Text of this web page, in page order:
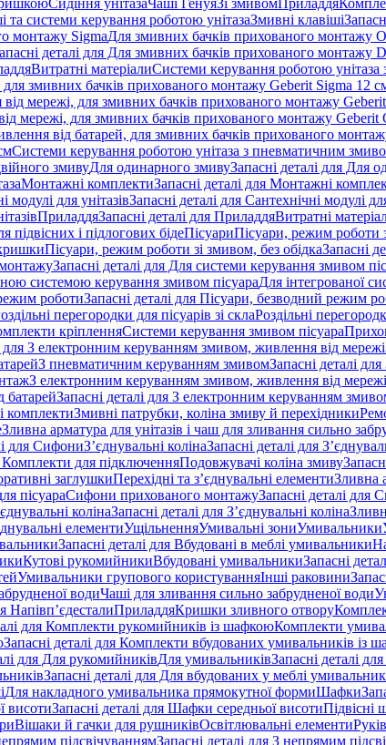
Сидіння унітазаЧаші ГенуяЗі змивомПриладдя
та системи керування роботою унітазаЗмивні клавіші
монтажу SigmaДля змивних бачків прихованого монтажу
деталі для Для змивних бачків прихованого монтажу
Витратні матеріалиСистеми керування роботою
змивних бачків прихованого монтажу Geberit Sigma 12
мережі, для змивних бачків прихованого монтажу
мережі, для змивних бачків прихованого монтажу Geberit
від батарей, для змивних бачків прихованого
Системи керування роботою унітаза з пневматичним
змивуДля одинарного змивуЗапасні деталі для Для
Монтажні комплектиЗапасні деталі для Монтажні
модулі для унітазівЗапасні деталі для Сантехнічні модулі
ПриладдяЗапасні деталі для ПриладдяВитратні
підвісних і підлогових бідеПісуариПісуари, режим роботи
Пісуари, режим роботи зі змивом, без обідкаЗапасні
Запасні деталі для Для системи керування змивом
системою керування змивом пісуараДля інтегрованої
роботиЗапасні деталі для Пісуари, безводний режим
перегородки для пісуарів зі склаРоздільні
кріпленняСистеми керування змивом пісуара
для З електронним керуванням змивом, живлення від мережі
З пневматичним керуванням змивомЗапасні деталі
З електронним керуванням змивом, живлення від мережі
батарейЗапасні деталі для З електронним керуванням
комплектиЗмивні патрубки, коліна змиву й перехідники
Зливна арматура для унітазів і чаш для зливання сильно
для СифониЗ’єднувальні колінаЗапасні деталі для
Комплекти для підключенняПодовжувачі коліна змиву
заглушкиПерехідні та з’єднувальні елементиЗливна
пісуараСифони прихованого монтажуЗапасні деталі
колінаЗапасні деталі для З’єднувальні коліна
елементиУщільненняУмивальні зониУмивальники
Запасні деталі для Вбудовані в меблі умивальники
Кутові рукомийникиВбудовані умивальникиЗапасні
Умивальники групового користуванняІнші раковини
водиЧаші для зливання сильно забрудненої води
Напівп’єдесталиПриладдяКришки зливного отвору
для Комплекти рукомийників із шафкоюКомплекти
Запасні деталі для Комплекти вбудованих умивальників із
для Для рукомийниківДля умивальниківЗапасні деталі
Запасні деталі для Для вбудованих у меблі
Для накладного умивальника прямокутної формиШафки
висотиЗапасні деталі для Шафки середньої висотиПідвісні
Вішаки й гачки для рушниківОсвітлювальні елементи
підсвічуваннямЗапасні деталі для З непрямим